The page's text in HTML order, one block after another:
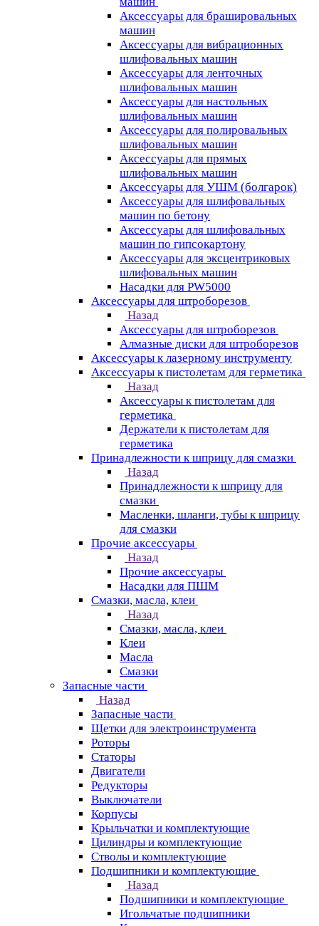
Аксессуары для брашировальных
машин
Аксессуары для вибрационных
шлифовальных машин
Аксессуары для ленточных
шлифовальных машин
Аксессуары для настольных
шлифовальных машин
Аксессуары для полировальных
шлифовальных машин
Аксессуары для прямых
шлифовальных машин
Аксессуары для УШМ (болгарок)
Аксессуары для шлифовальных
машин по бетону
Аксессуары для шлифовальных
машин по гипсокартону
Аксессуары для эксцентриковых
шлифовальных машин
Насадки для PW5000
Аксессуары для штроборезов
Назад
Аксессуары для штроборезов
Алмазные диски для штроборезов
Аксессуары к лазерному инструменту
Аксессуары к пистолетам для герметика
Назад
Аксессуары к пистолетам для
герметика
Держатели к пистолетам для
герметика
Принадлежности к шприцу для смазки
Назад
Принадлежности к шприцу для
смазки
Масленки, шланги, тубы к шприцу
для смазки
Прочие аксессуары
Назад
Прочие аксессуары
Насадки для ПШМ
Смазки, масла, клеи
Назад
Смазки, масла, клеи
Клеи
Масла
Смазки
Запасные части
Назад
Запасные части
Щетки для электроинструмента
Роторы
Статоры
Двигатели
Редукторы
Выключатели
Корпусы
Крыльчатки и комплектующие
Цилиндры и комплектующие
Стволы и комплектующие
Подшипники и комплектующие
Назад
Подшипники и комплектующие
Игольчатые подшипники